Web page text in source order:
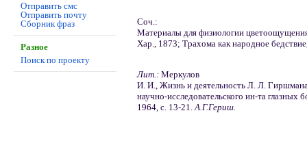
Отправить смс
Отправить почту
Сборник фраз
Разное
Поиск по проекту
Соч.:
Материалы для физиологии
Хар., 1873; Трахома как народное
Лит.: Меркулов
И. И., Жизнь и деятельность Л. Л.
научно-исследовательского ин-та
1964, с. 13-21. А.Г.Гериш.